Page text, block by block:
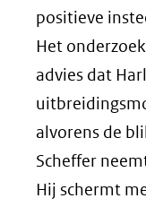
positieve
Het
advies dat
alvorens de
Scheffer
Hij schermt